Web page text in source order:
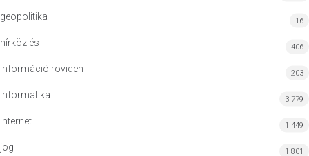
geopolitika 16
hírközlés 406
információ röviden 203
informatika 3 779
Internet 1 449
jog 1 801